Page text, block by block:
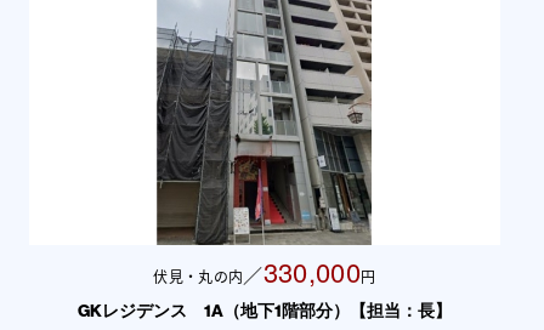
伏見・丸の内 ／330,000円
GKレジデンス 1A（地下1階部分）【担当：長】